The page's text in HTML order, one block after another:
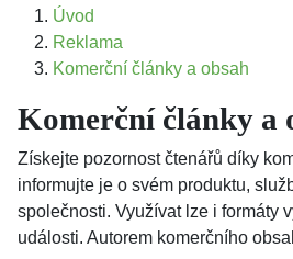
Úvod
Reklama
Komerční články a obsah
Komerční články a
Získejte pozornost čtenářů díky
informujte je o svém produktu,
společnosti. Využívat lze i formáty
události. Autorem komerčního